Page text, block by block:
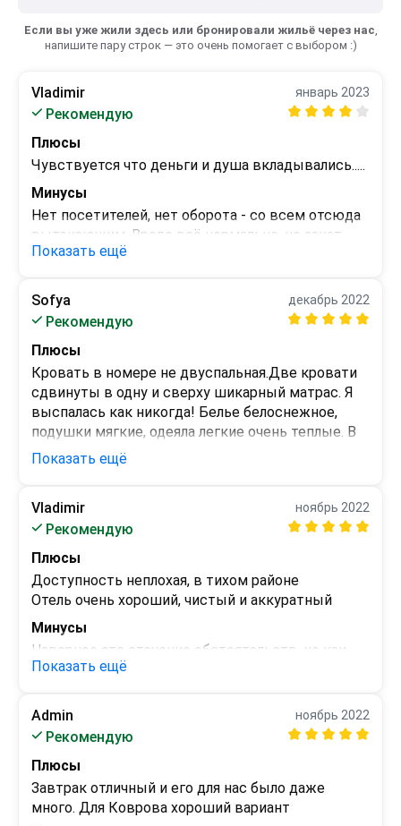
Если вы уже жили здесь или бронировали жильё через нас,
напишите пару строк — это очень помогает с выбором :)
Vladimir
Рекомендую
январь 2023
Плюсы
Чувствуется что деньги и душа вкладывались.....
Минусы
Нет посетителей, нет оборота - со всем отсюда
вытекающим. Вроде всё нормально, но закат
былого чувствуется
Показать ещё
Sofya
Рекомендую
декабрь 2022
Плюсы
Кровать в номере не двуспальная.Две кровати
сдвинуты в одну и сверху шикарный матрас. Я
выспалась как никогда! Белье белоснежное,
подушки мягкие, одеяла легкие очень теплые. В
номере было холодно, но это исправил
обогреватель. Было чисто и уютно. Однозначно
техника. Одно но, пришлось долго пропускать
воду чтобы принять душ. Минут 10 лилась
холодная вода. Персонал внимательный,
В гостинице следят за порядком
Минусы
Долго пропускала воду чтобы пошла горячая
Показать ещё
Vladimir
Рекомендую
ноябрь 2022
Плюсы
Доступность неплохая, в тихом районе
Отель очень хороший, чистый и аккуратный
Минусы
Наверное это стечение обстоятельств, но как
раз вовремя посещения отеля не было горячей
кроме этого в номере было достаточно
прохладно.
Показать ещё
Admin
Рекомендую
ноябрь 2022
Плюсы
Завтрак отличный и его для нас было даже
много. Для Коврова хороший вариант